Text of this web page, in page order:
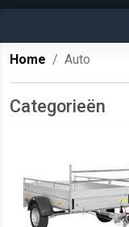
Home Auto
Categorieën